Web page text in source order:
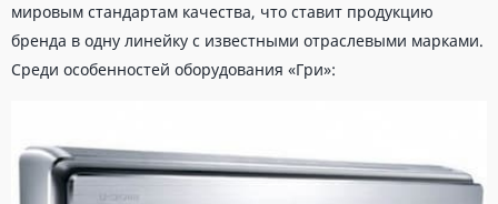
мировым стандартам качества, что ставит продукцию
бренда в одну линейку с известными отраслевыми марками.
Среди особенностей оборудования «Гри»: